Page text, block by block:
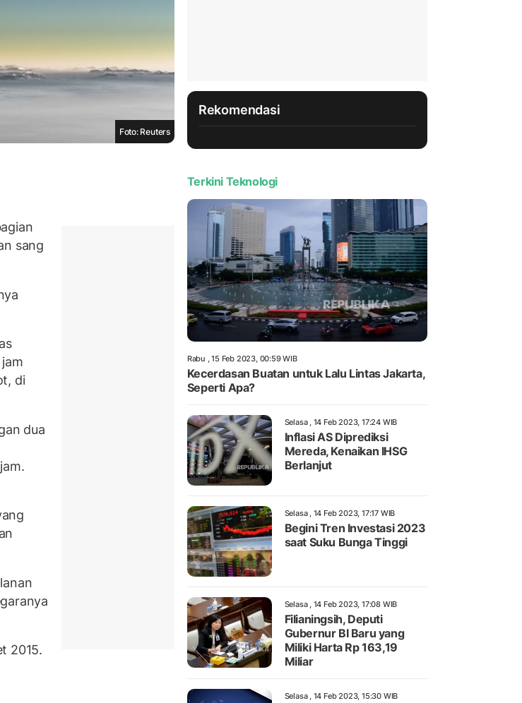
Foto: Reuters
sang
di
dua
2015.
Rekomendasi
Terkini Teknologi
Rabu , 15 Feb 2023, 00:59 WIB
Kecerdasan Buatan untuk Lalu Lintas Jakarta,
Seperti Apa?
Selasa , 14 Feb 2023, 17:24 WIB
Inflasi AS Diprediksi
Mereda, Kenaikan IHSG
Berlanjut
Selasa , 14 Feb 2023, 17:17 WIB
Begini Tren Investasi 2023
saat Suku Bunga Tinggi
Selasa , 14 Feb 2023, 17:08 WIB
Filianingsih, Deputi
Gubernur BI Baru yang
Miliki Harta Rp 163,19
Miliar
Selasa , 14 Feb 2023, 15:30 WIB